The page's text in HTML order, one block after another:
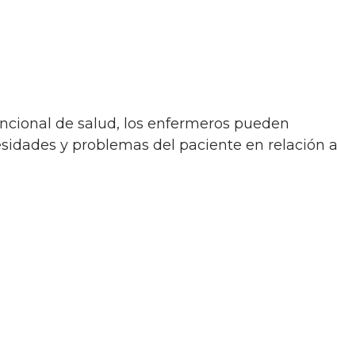
y problemas del paciente en relación a